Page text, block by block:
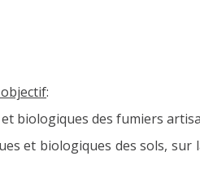
:
biologiques des fumiers
et biologiques des sols, sur